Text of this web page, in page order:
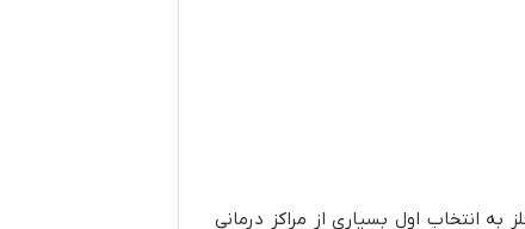
به انتخاب اول بسیاری از مراکز درمانی